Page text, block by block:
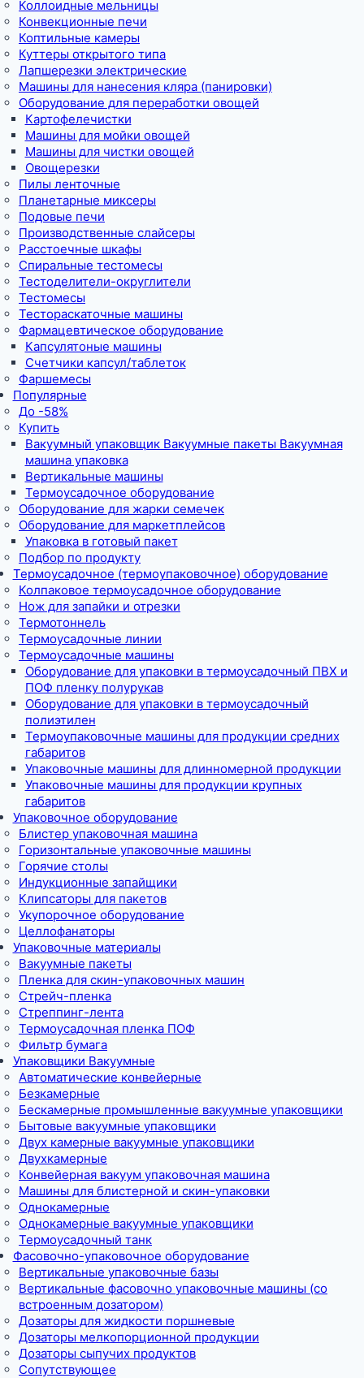
Коллоидные мельницы
Конвекционные печи
Коптильные камеры
Куттеры открытого типа
Лапшерезки электрические
Машины для нанесения кляра (панировки)
Оборудование для переработки овощей
Картофелечистки
Машины для мойки овощей
Машины для чистки овощей
Овощерезки
Пилы ленточные
Планетарные миксеры
Подовые печи
Производственные слайсеры
Расстоечные шкафы
Спиральные тестомесы
Тестоделители-округлители
Тестомесы
Тестораскаточные машины
Фармацевтическое оборудование
Капсулятоные машины
Счетчики капсул/таблеток
Фаршемесы
Популярные
До -58%
Купить
Вакуумный упаковщик Вакуумные пакеты Вакуумная
машина упаковка
Вертикальные машины
Термоусадочное оборудование
Оборудование для жарки семечек
Оборудование для маркетплейсов
Упаковка в готовый пакет
Подбор по продукту
Термоусадочное (термоупаковочное) оборудование
Колпаковое термоусадочное оборудование
Нож для запайки и отрезки
Термотоннель
Термоусадочные линии
Термоусадочные машины
Оборудование для упаковки в термоусадочный ПВХ и
ПОФ пленку полурукав
Оборудование для упаковки в термоусадочный
полиэтилен
Термоупаковочные машины для продукции средних
габаритов
Упаковочные машины для длинномерной продукции
Упаковочные машины для продукции крупных
габаритов
Упаковочное оборудование
Блистер упаковочная машина
Горизонтальные упаковочные машины
Горячие столы
Индукционные запайщики
Клипсаторы для пакетов
Укупорочное оборудование
Целлофанаторы
Упаковочные материалы
Вакуумные пакеты
Пленка для скин-упаковочных машин
Стрейч-пленка
Стреппинг-лента
Термоусадочная пленка ПОФ
Фильтр бумага
Упаковщики Вакуумные
Автоматические конвейерные
Безкамерные
Бескамерные промышленные вакуумные упаковщики
Бытовые вакуумные упаковщики
Двух камерные вакуумные упаковщики
Двухкамерные
Конвейерная вакуум упаковочная машина
Машины для блистерной и скин-упаковки
Однокамерные
Однокамерные вакуумные упаковщики
Термоусадочный танк
Фасовочно-упаковочное оборудование
Вертикальные упаковочные базы
Вертикальные фасовочно упаковочные машины (со
встроенным дозатором)
Дозаторы для жидкости поршневые
Дозаторы мелкопорционной продукции
Дозаторы сыпучих продуктов
Сопутствующее